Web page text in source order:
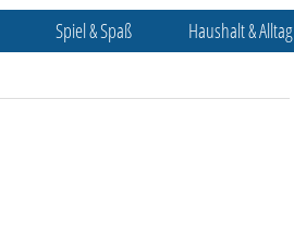
Spiel & Spaß Haushalt & Alltag